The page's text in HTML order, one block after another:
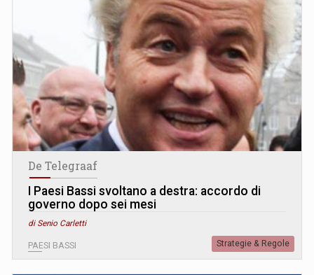
De Telegraaf
I Paesi Bassi svoltano a destra: accordo di
governo dopo sei mesi
di Senio Carletti
PAESI BASSI Strategie & Regole